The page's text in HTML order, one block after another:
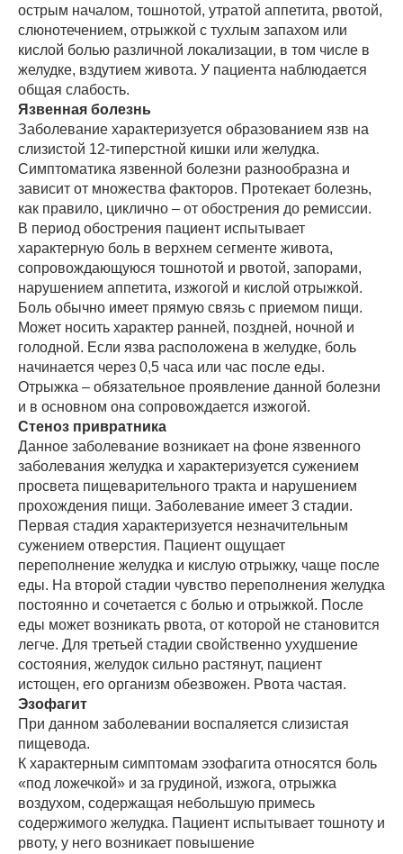
острым началом, тошнотой, утратой аппетита, рвотой,
слюнотечением, отрыжкой с тухлым запахом или
кислой болью различной локализации, в том числе в
желудке, вздутием живота. У пациента наблюдается
общая слабость.
Язвенная болезнь
Заболевание характеризуется образованием язв на
слизистой 12-типерстной кишки или желудка.
Симптоматика язвенной болезни разнообразна и
зависит от множества факторов. Протекает болезнь,
как правило, циклично – от обострения до ремиссии.
В период обострения пациент испытывает
характерную боль в верхнем сегменте живота,
сопровождающуюся тошнотой и рвотой, запорами,
нарушением аппетита, изжогой и кислой отрыжкой.
Боль обычно имеет прямую связь с приемом пищи.
Может носить характер ранней, поздней, ночной и
голодной. Если язва расположена в желудке, боль
начинается через 0,5 часа или час после еды.
Отрыжка – обязательное проявление данной болезни
и в основном она сопровождается изжогой.
Стеноз привратника
Данное заболевание возникает на фоне язвенного
заболевания желудка и характеризуется сужением
просвета пищеварительного тракта и нарушением
прохождения пищи. Заболевание имеет 3 стадии.
Первая стадия характеризуется незначительным
сужением отверстия. Пациент ощущает
переполнение желудка и кислую отрыжку, чаще после
еды. На второй стадии чувство переполнения желудка
постоянно и сочетается с болью и отрыжкой. После
еды может возникать рвота, от которой не становится
легче. Для третьей стадии свойственно ухудшение
состояния, желудок сильно растянут, пациент
истощен, его организм обезвожен. Рвота частая.
Эзофагит
При данном заболевании воспаляется слизистая
пищевода.
К характерным симптомам эзофагита относятся боль
«под ложечкой» и за грудиной, изжога, отрыжка
воздухом, содержащая небольшую примесь
содержимого желудка. Пациент испытывает тошноту и
рвоту, у него возникает повышение